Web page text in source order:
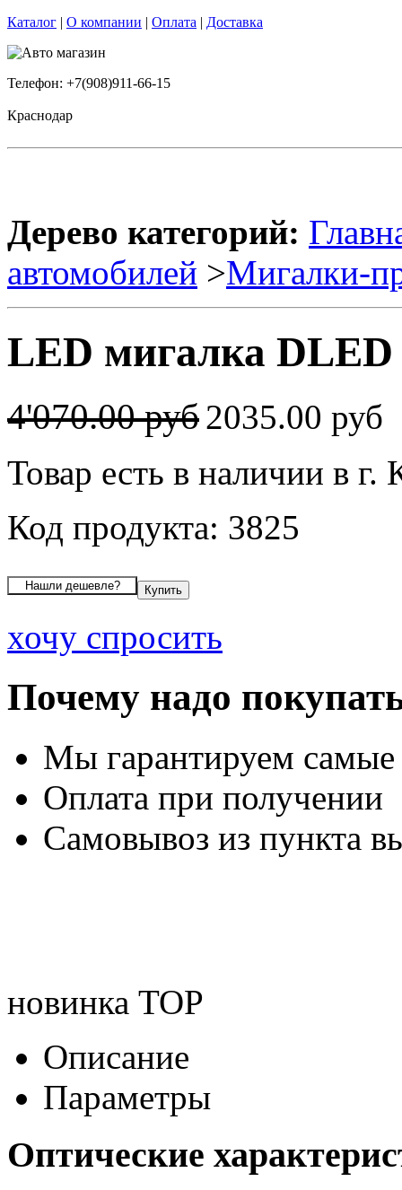
Каталог | О компании | Оплата | Доставка
Телефон: +7(908)911-66-15
Краснодар
Дерево категорий:
автомобилей >Мигалки-
LED мигалка
4'070.00 руб2035.00 руб
Товар есть в наличии в г.
Код продукта: 3825
хочу спросить
Почему надо
Мы гарантируем
Оплата при получении
Самовывоз из пункта
новинка TOP
Описание
Параметры
Оптические